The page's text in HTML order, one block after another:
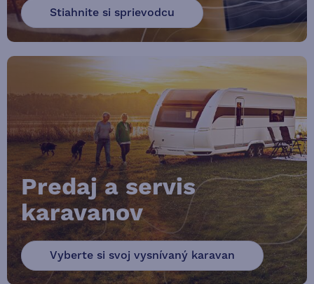
Stiahnite si sprievodcu
Predaj a servis
karavanov
Vyberte si svoj vysnívaný karavan